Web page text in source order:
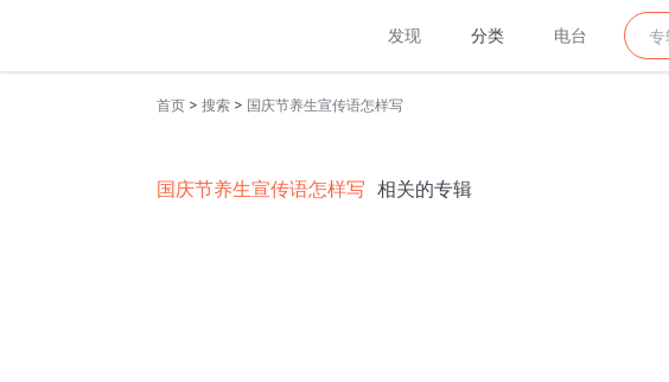
发现 分类 电台
首页 > 搜索 > 国庆节养生宣传语怎样写
国庆节养生宣传语怎样写 相关的专辑